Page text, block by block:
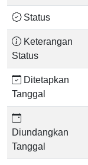
Status
Keterangan
Status
Ditetapkan
Tanggal
Diundangkan
Tanggal